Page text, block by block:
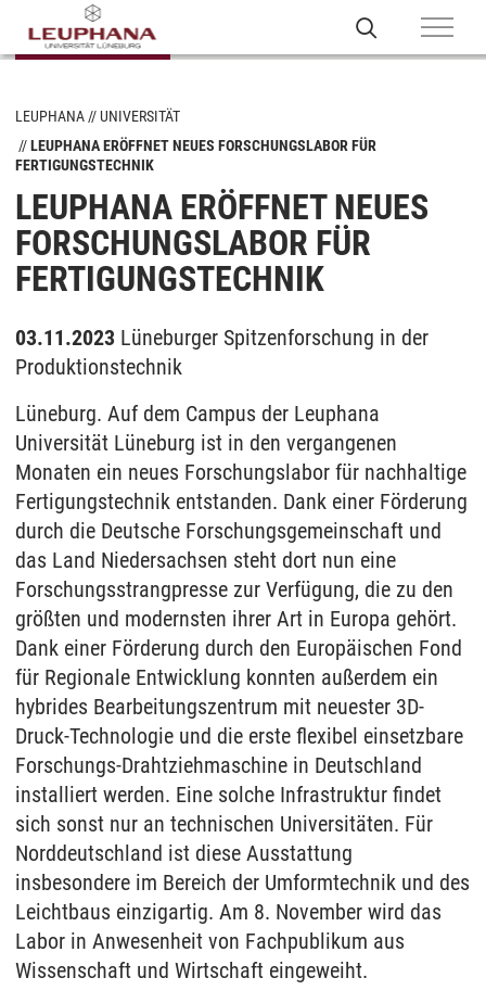
LEUPHANA
UNIVERSITÄT
LEUPHANA ERÖFFNET NEUES FORSCHUNGSLABOR FÜR
FERTIGUNGSTECHNIK
LEUPHANA ERÖFFNET NEUES
FORSCHUNGSLABOR FÜR
FERTIGUNGSTECHNIK
03.11.2023 Lüneburger Spitzenforschung in der
Produktionstechnik
Lüneburg. Auf dem Campus der Leuphana
Universität Lüneburg ist in den vergangenen
Monaten ein neues Forschungslabor für nachhaltige
Fertigungstechnik entstanden. Dank einer Förderung
durch die Deutsche Forschungsgemeinschaft und
das Land Niedersachsen steht dort nun eine
Forschungsstrangpresse zur Verfügung, die zu den
größten und modernsten ihrer Art in Europa gehört.
Dank einer Förderung durch den Europäischen Fond
für Regionale Entwicklung konnten außerdem ein
hybrides Bearbeitungszentrum mit neuester 3D-
Druck-Technologie und die erste flexibel einsetzbare
Forschungs-Drahtziehmaschine in Deutschland
installiert werden. Eine solche Infrastruktur findet
sich sonst nur an technischen Universitäten. Für
Norddeutschland ist diese Ausstattung
insbesondere im Bereich der Umformtechnik und des
Leichtbaus einzigartig. Am 8. November wird das
Labor in Anwesenheit von Fachpublikum aus
Wissenschaft und Wirtschaft eingeweiht.